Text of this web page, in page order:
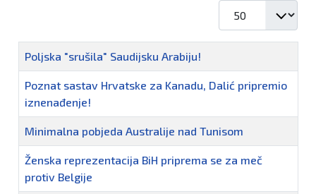
Naziv
Poljska "srušila" Saudijsku Arabiju!
Poznat sastav Hrvatske za Kanadu, Dalić pripremio
iznenađenje!
Minimalna pobjeda Australije nad Tunisom
Ženska reprezentacija BiH priprema se za meč
protiv Belgije